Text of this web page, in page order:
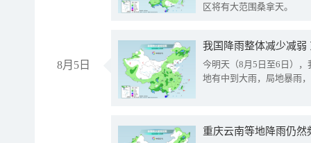
区将有大范围桑拿天。
8月5日
我国降雨整体减少减弱
今明天（8月5日至6日）
地有中到大雨，局地暴雨
重庆云南等地降雨仍然